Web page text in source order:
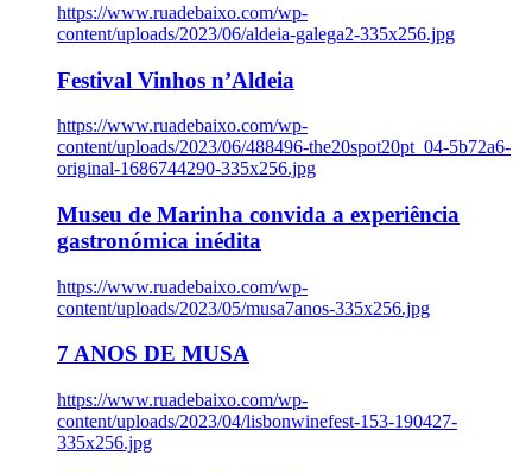
https://www.ruadebaixo.com/wp-
content/uploads/2023/06/aldeia-galega2-335x256.jpg
Festival Vinhos n’Aldeia
https://www.ruadebaixo.com/wp-
content/uploads/2023/06/488496-the20spot20pt_04-5b72a6-
original-1686744290-335x256.jpg
Museu de Marinha convida a experiência
gastronómica inédita
https://www.ruadebaixo.com/wp-
content/uploads/2023/05/musa7anos-335x256.jpg
7 ANOS DE MUSA
https://www.ruadebaixo.com/wp-
content/uploads/2023/04/lisbonwinefest-153-190427-
335x256.jpg